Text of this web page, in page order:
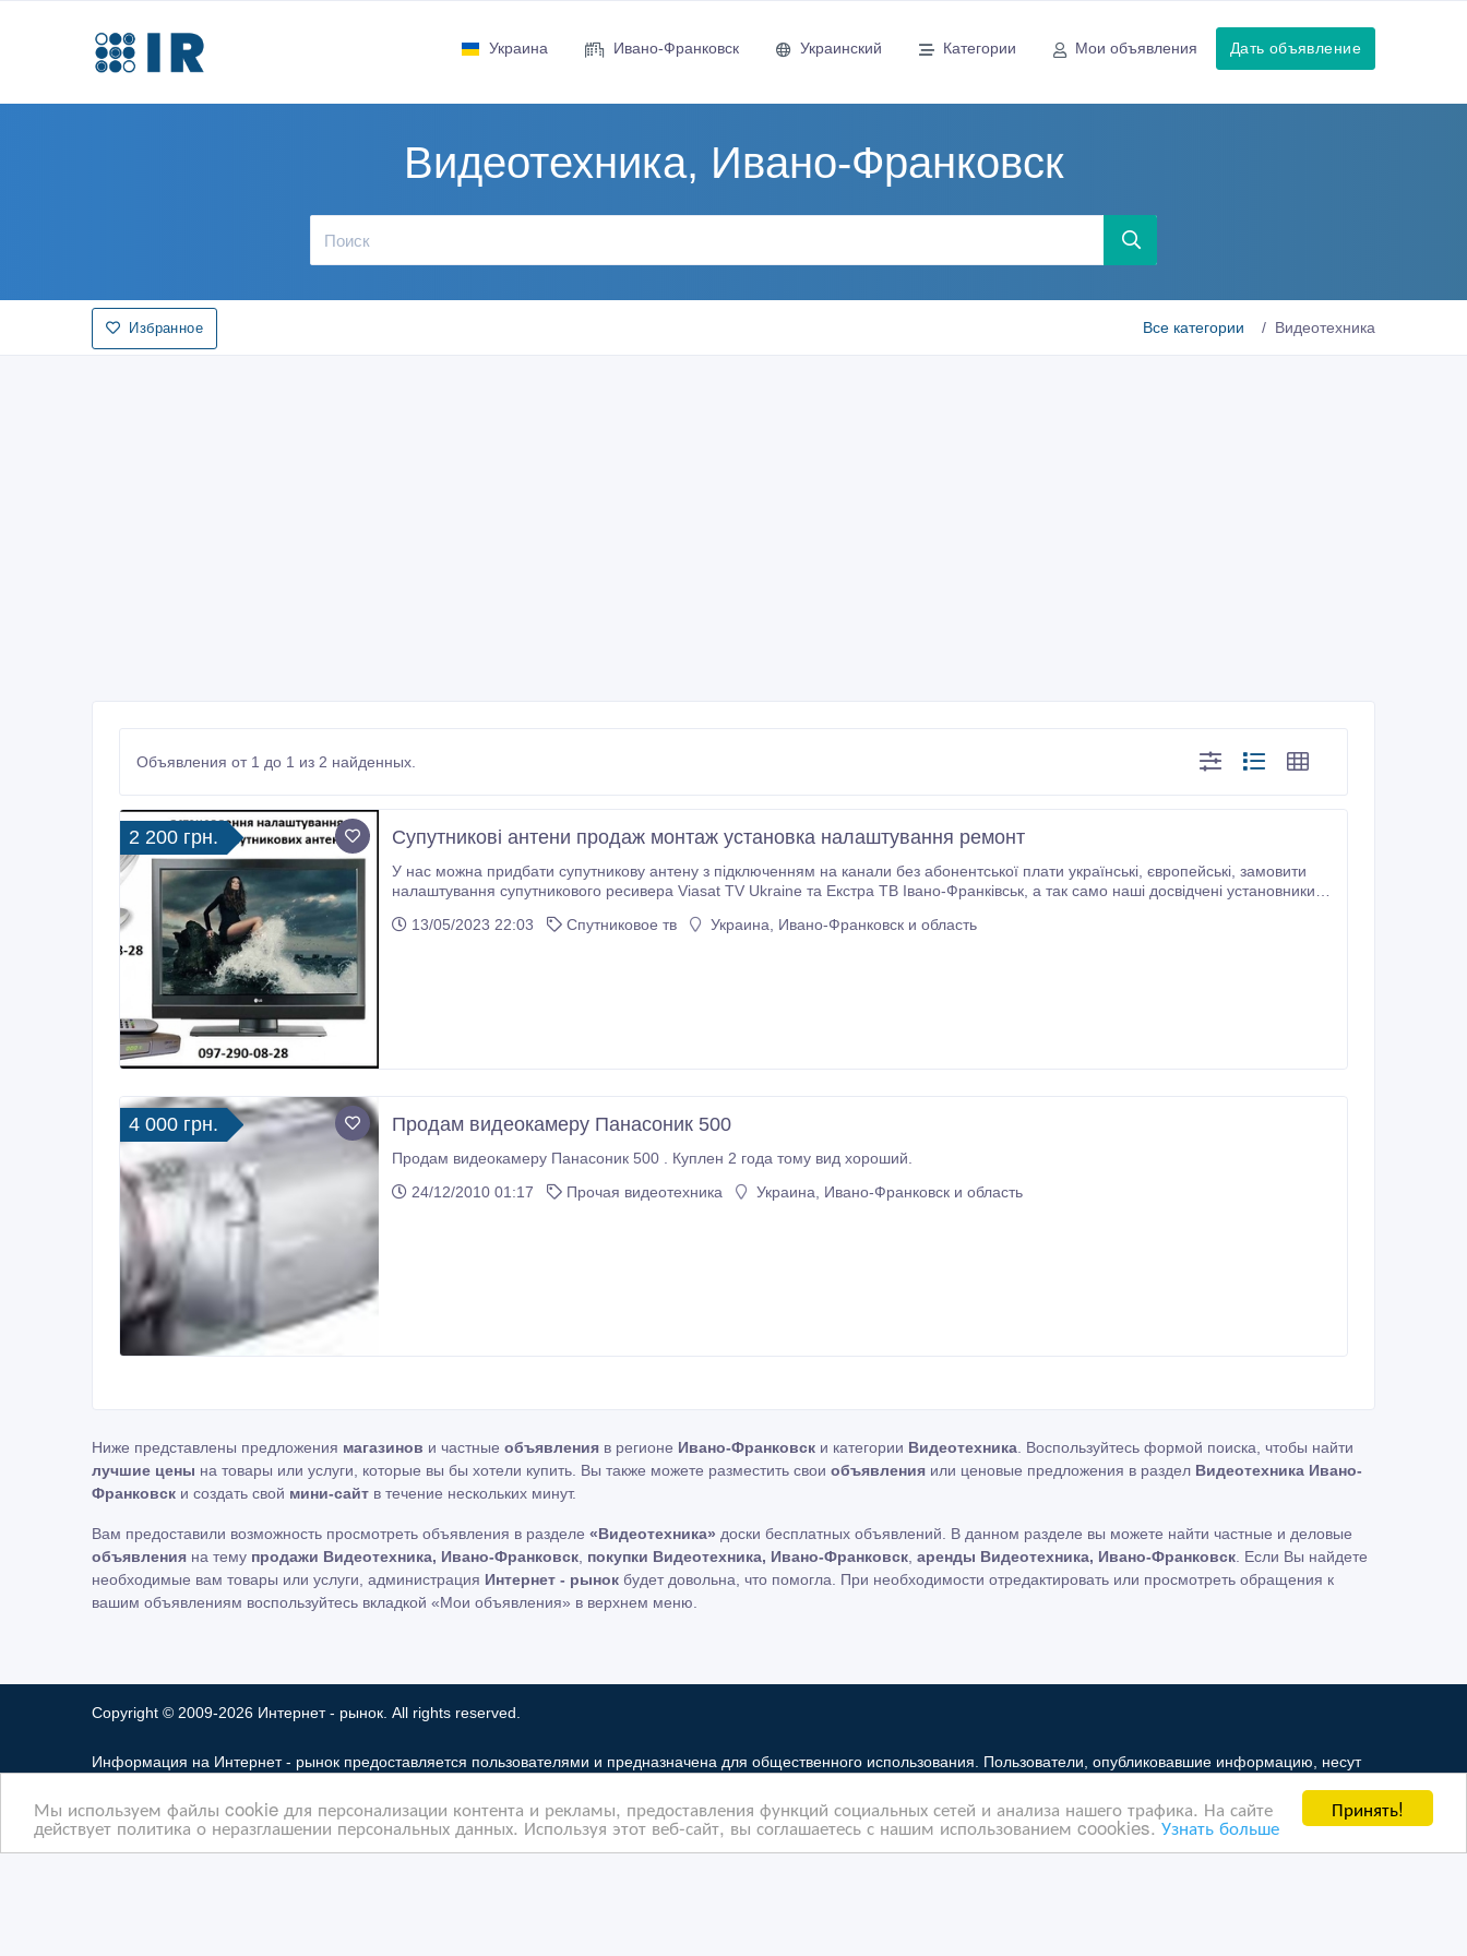
Принять!
Мы используем файлы cookie для персонализации контента и рекламы, предоставления функций социальных сетей и анализа нашего трафика. На сайте
действует политика о неразглашении персональных данных. Используя этот веб-сайт, вы соглашаетесь с нашим использованием coookies.Узнать больше
Украина Ивано-Франковск Украинский Категории Мои объявления Дать объявление
Видеотехника, Ивано-Франковск
Избранное Все категории Видеотехника
Объявления от 1 до 1 из 2 найденных.
2 200 грн. Супутникові антени продаж монтаж установка налаштування ремонт
У нас можна придбати супутникову антену з підключенням на канали без абонентської плати українські, європейські, замовити
налаштування супутникового ресивера Viasat TV Ukraine та Екстра ТВ Івано-Франківськ, а так само наші досвідчені установники
Франківській області.
13/05/2023 22:03 Спутниковое тв Украина, Ивано-Франковск и область
4 000 грн. Продам видеокамеру Панасоник 500
Продам видеокамеру Панасоник 500 . Куплен 2 года тому вид хороший.
24/12/2010 01:17
Прочая видеотехника Украина, Ивано-Франковск и область
Ниже представлены предложения магазинов и частные объявления в регионе Ивано-Франковск и категории Видеотехника . Воспользуйтесь формой поиска, чтобы найти
лучшие цены на товары или услуги, которые вы бы хотели купить. Вы также можете разместить свои объявления или ценовые предложения в раздел Видеотехника Ивано-
Франковск и создать свой мини-сайт в течение нескольких минут.
Вам предоставили возможность просмотреть объявления в разделе «Видеотехника» доски бесплатных объявлений. В данном разделе вы можете найти частные и деловые
объявления на тему продажи Видеотехника, Ивано-Франковск покупки Видеотехника, Ивано-Франковск аренды Видеотехника, Ивано-Франковск . Если Вы найдете
необходимые вам товары или услуги, администрация Интернет - рынок будет довольна, что помогла. При необходимости отредактировать или просмотреть обращения к
вашим объявлениям воспользуйтесь вкладкой «Мои объявления» в верхнем меню.
Copyright © 2009-2026 Интернет - рынок. All rights reserved.
Информация на Интернет - рынок предоставляется пользователями и предназначена для общественного использования. Пользователи, опубликовавшие информацию, несут
Мы не продаем и не предоставляем во временное пользование частную информацию зарегистрированных пользователей Интернет - рынок третьим лицам. Но мы можем
разглашать частную информацию в соответствии с требованиями закона в том случае, если объявление или любая другая информация ущемляет права другого лица, в целях
защиты прав собственности и безопасности пользователей. Мы также не отвечаем за правила конфиденциальности сайтов, на которые ссылается Интернет - рынок. На